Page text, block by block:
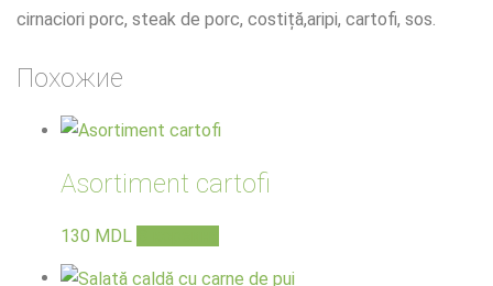
cirnaciori porc, steak de porc, costiță,aripi, cartofi, sos.
Похожие
Asortiment cartofi
130 MDL